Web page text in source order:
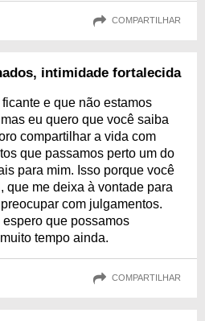
COMPARTILHAR
intimidade fortalecida
e que não estamos
eu quero que você saiba
compartilhar a vida com
que passamos perto um do
para mim. Isso porque você
que me deixa à vontade para
com julgamentos.
que possamos
tempo ainda.
COMPARTILHAR